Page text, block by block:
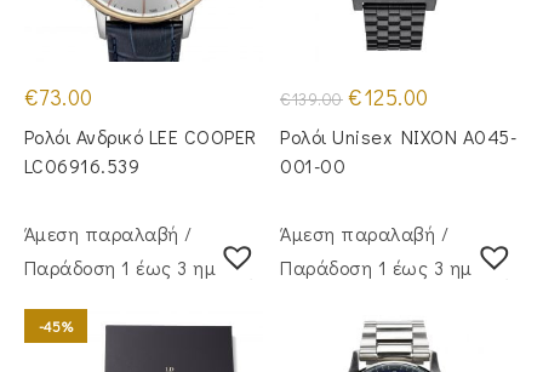
€73.00
Ρολόι Ανδρικό LEE COOPER
LC06916.539
€139.00 Original
price
was:
€139.00.
€125.00
τιμή
είναι:
Ρολόι Unisex NIXON A045-
001-00
Άμεση παραλαβή /
Παράδoση 1 έως 3 ημέρες
-45%
Άμεση παραλαβή /
Παράδoση 1 έως 3 ημέρες